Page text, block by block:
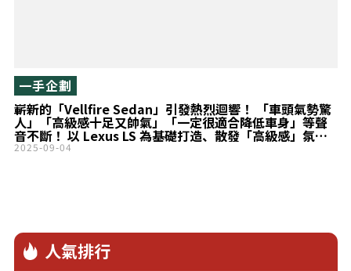
嶄新的「Vellfire Sedan」引發熱烈迴響！ 「車頭氣勢驚
人」「高級感十足又帥氣」「一定很適合降低車身」等聲
音不斷！ 以 Lexus LS 為基礎打造、散發「高級感」氛圍
的 NATS「大型房車」最新狀況又是如何呢？
一手企劃
2025-09-04
人氣排行